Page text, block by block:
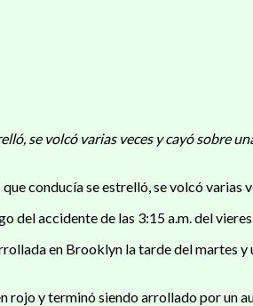
se volcó varias veces y cayó sobre
conducía se estrelló, se volcó varias
del accidente de las 3:15 a.m. del
en Brooklyn la tarde del martes
rojo y terminó siendo arrollado por un